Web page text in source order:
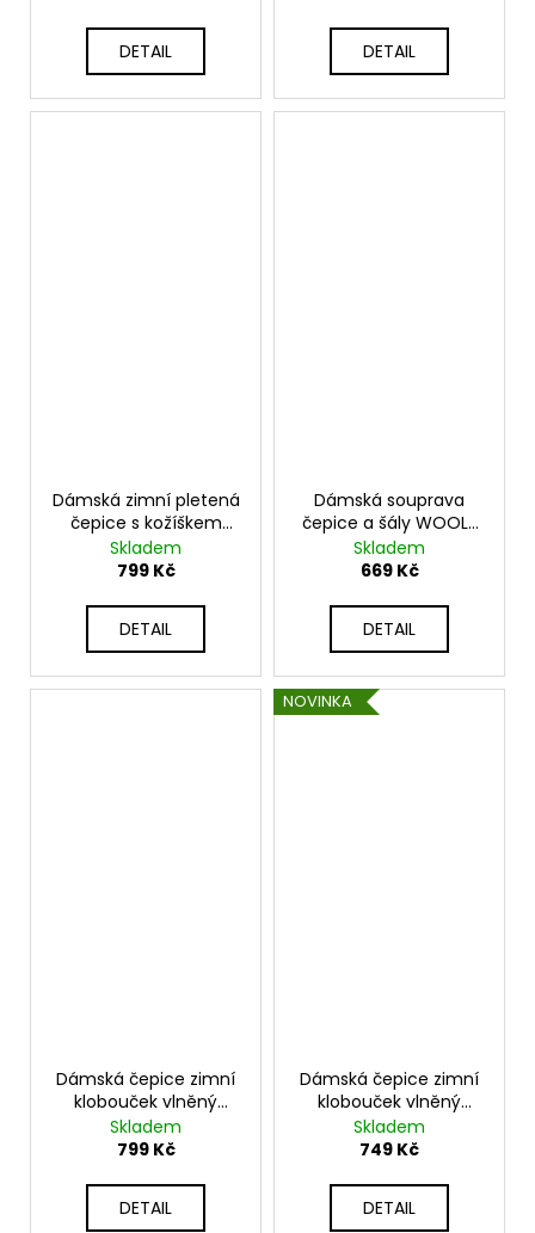
DETAIL DETAIL
Dámská zimní pletená
čepice s kožíškem
KARR110
Skladem
799 Kč
DETAIL
Dámská souprava
čepice a šály WOOL-
SET
Skladem
669 Kč
DETAIL
Dámská čepice zimní
klobouček vlněný
klobouk KARR309
Skladem
799 Kč
DETAIL
NOVINKA
Dámská čepice zimní
klobouček vlněný
klobouk KARR306
Skladem
749 Kč
DETAIL